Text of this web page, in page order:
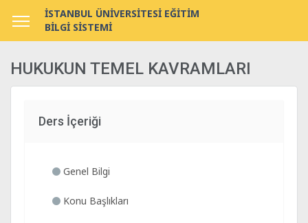
İSTANBUL ÜNİVERSİTESİ EĞİTİM
BİLGİ SİSTEMİ
HUKUKUN TEMEL KAVRAMLARI
Ders İçeriği
Genel Bilgi
Konu Başlıkları